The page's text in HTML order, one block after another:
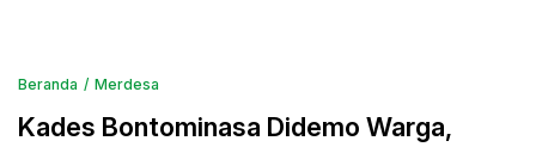
Beranda Merdesa
Kades Bontominasa Didemo Warga,